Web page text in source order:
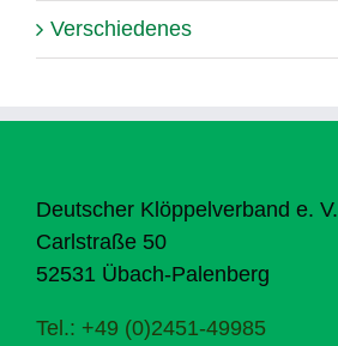
Verschiedenes
Deutscher Klöppelverband e. V.
Carlstraße 50
52531 Übach-Palenberg
Tel.: +49 (0)2451-49985